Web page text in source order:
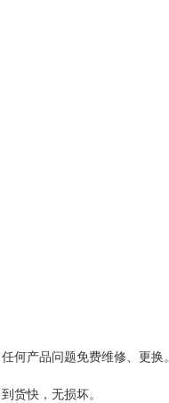
何产品问题免费维修、更换。
货快，无损坏。